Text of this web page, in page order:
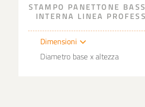
STAMPO PANETTONE
INTERNA LINEA
Dimensioni
Diametro base x altezza